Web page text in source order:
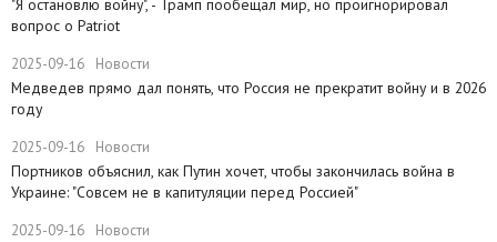
​"Я остановлю войну", - Трамп пообещал мир, но проигнорировал
вопрос о Patriot
2025-09-16 Новости
Медведев прямо дал понять, что Россия не прекратит войну и в 2026
году
2025-09-16 Новости
Портников объяснил, как Путин хочет, чтобы закончилась война в
Украине: "Совсем не в капитуляции перед Россией"
2025-09-16 Новости